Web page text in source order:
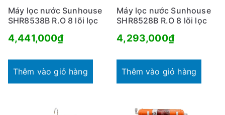
Máy lọc nước Sunhouse
SHR8538B R.O 8 lõi lọc
4,441,000₫
Thêm vào giỏ hàng
Máy lọc nước Sunhouse
SHR8528B R.O 8 lõi lọc
4,293,000₫
Thêm vào giỏ hàng